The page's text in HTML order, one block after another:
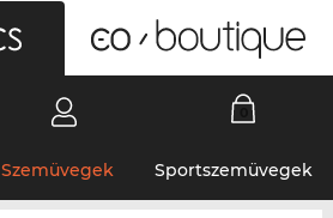
Szemüvegek Sportszemüvegek